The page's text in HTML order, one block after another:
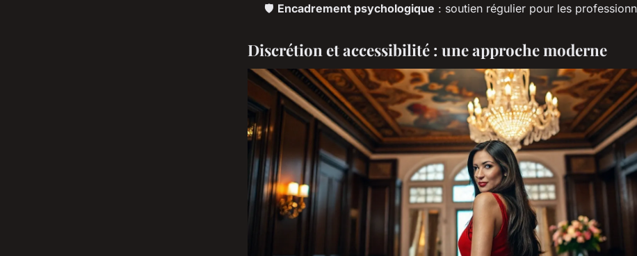
🛡️ Encadrement psychologique : soutien régulier pour les
Discrétion et accessibilité : une approche moderne